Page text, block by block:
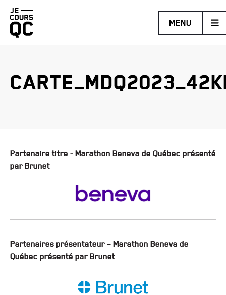
Retourner
à
MENU
HOKA
Partenaire titre - Marathon Beneva de Québec présenté
par Brunet
Partenaires présentateur – Marathon Beneva de
Québec présenté par Brunet